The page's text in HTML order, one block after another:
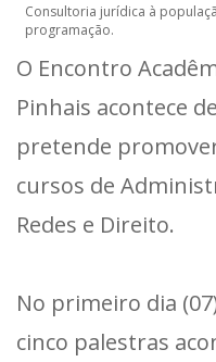
Consultoria jurídica à
programação.
O Encontro
Pinhais acontece
pretende
cursos de
Redes e Direito.
No primeiro dia
cinco palestras